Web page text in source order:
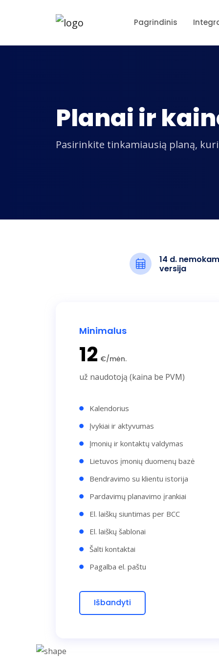
Pagrindinis
Planai ir
Pasirinkite tinkamiausią planą,
14 d.
versija
Minimalus
12 €/mėn.
už naudotoją (kaina be PVM)
Kalendorius
Įvykiai ir aktyvumas
Įmonių ir kontaktų valdymas
Lietuvos įmonių duomenų bazė
Bendravimo su klientu istorija
Pardavimų planavimo įrankiai
El. laiškų siuntimas per BCC
El. laiškų šablonai
Šalti kontaktai
Pagalba el. paštu
Išbandyti